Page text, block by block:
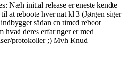
Næh initial release er eneste kendte
at reboote hver nat kl 3 (Jørgen siger
sådan en timed reboot
hvad deres erfaringer er med
protokoller ;) Mvh Knud